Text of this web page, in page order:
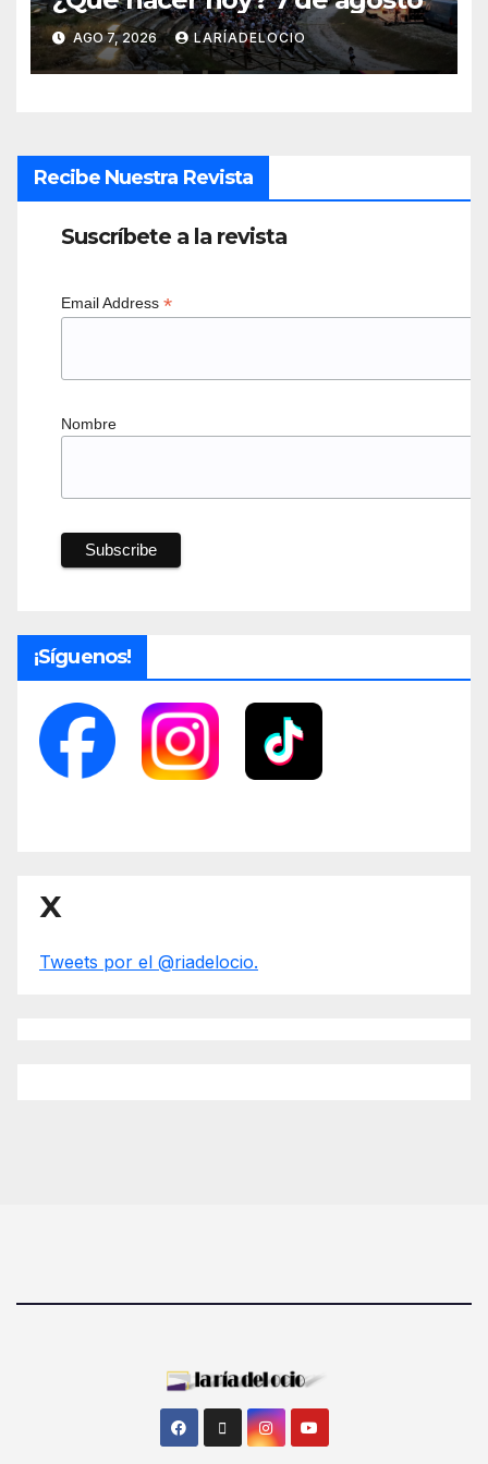
AGO 7, 2026 LARÍADELOCIO
Recibe Nuestra Revista
Suscríbete a la revista
Email Address *
Nombre
¡Síguenos!
X
Tweets por el @riadelocio.